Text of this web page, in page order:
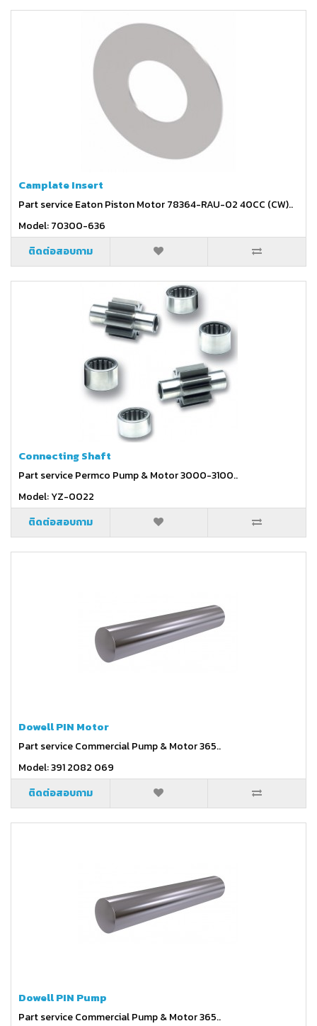
Camplate Insert
Part service Eaton Piston Motor 78364-RAU-02 40CC (CW)..
Model: 70300-636
ติดต่อสอบถาม
Connecting Shaft
Part service Permco Pump & Motor 3000-3100..
Model: YZ-0022
ติดต่อสอบถาม
Dowell PIN Motor
Part service Commercial Pump & Motor 365..
Model: 391 2082 069
ติดต่อสอบถาม
Dowell PIN Pump
Part service Commercial Pump & Motor 365..